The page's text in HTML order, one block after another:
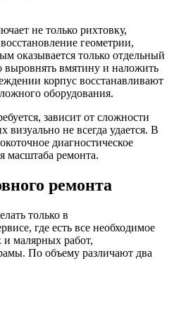
не только рихтовку,
геометрии,
оказывается только отдельный
выровнять вмятину и наложить
корпус восстанавливают
оборудования.
зависит от сложности
не всегда удается. В
диагностическое
масштаба ремонта.
ремонта
только в
где есть все необходимое
и малярных работ,
По объему различают два